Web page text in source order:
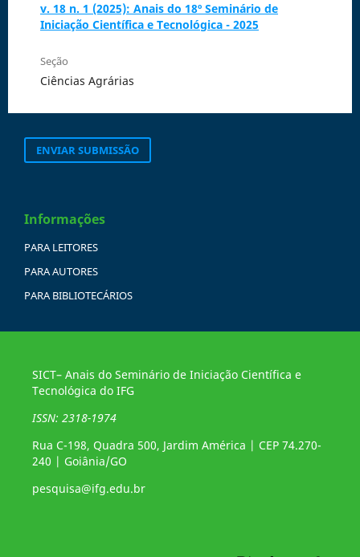
v. 18 n. 1 (2025): Anais do 18º Seminário de
Iniciação Científica e Tecnológica - 2025
Seção
Ciências Agrárias
ENVIAR SUBMISSÃO
Informações
PARA LEITORES
PARA AUTORES
PARA BIBLIOTECÁRIOS
SICT– Anais do Seminário de Iniciação Científica e
Tecnológica do IFG
ISSN: 2318-1974
Rua C-198, Quadra 500, Jardim América | CEP 74.270-
240 | Goiânia/GO
pesquisa@ifg.edu.br